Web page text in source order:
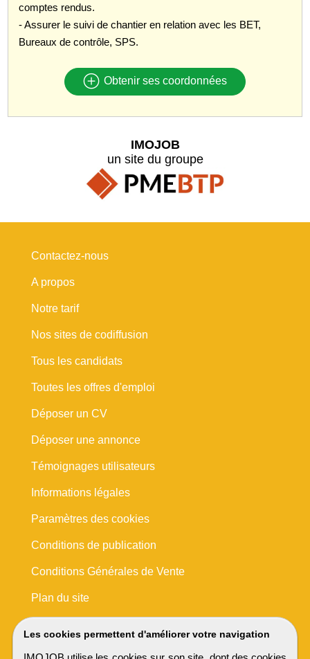
comptes rendus.
- Assurer le suivi de chantier en relation avec les BET,
Bureaux de contrôle, SPS.
Obtenir ses coordonnées
Les cookies permettent d'améliorer votre navigation
IMOJOB
un site du groupe
Contactez-nous
A propos
Notre tarif
Nos sites de codiffusion
Tous les candidats
Toutes les offres d'emploi
Déposer un CV
Déposer une annonce
Témoignages utilisateurs
Informations légales
Paramètres des cookies
Conditions de publication
Conditions Générales de Vente
Plan du site